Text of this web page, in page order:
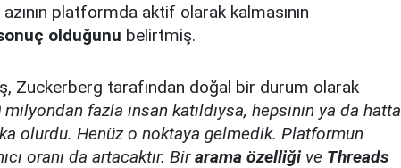
platformda aktif olarak kalmasının
olduğunu belirtmiş.
Zuckerberg tarafından doğal bir durum olarak
milyondan fazla insan katıldıysa, hepsinin ya da hatta
olurdu. Henüz o noktaya gelmedik. Platformun
oranı da artacaktır. Birarama özelliğive Threads